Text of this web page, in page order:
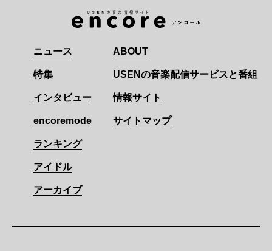
ニュース
特集
インタビュー
encoremode
ランキング
アイドル
アーカイブ
ABOUT
USENの音楽配信サービスと番組
情報サイト
サイトマップ